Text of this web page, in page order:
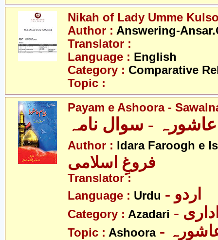
Nikah of Lady Umme
Author : Answering-
Translator :
Language : English
Category : Comparative
Topic :
Payam e Ashoora -
عاشورہ - سوال نامہ
Author : Idara Faroogh e
فروغِ اسلامی
Translator :
Language : Urdu - اردو
Category : Azadari
Topic : Ashoora